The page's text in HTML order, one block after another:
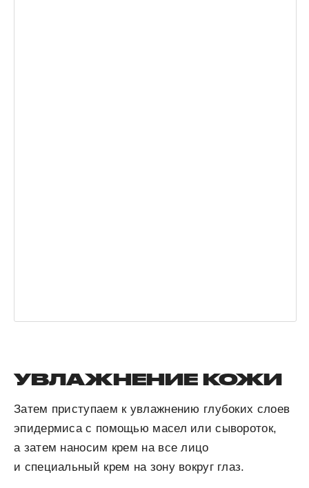
УВЛАЖНЕНИЕ КОЖИ
Затем приступаем к увлажнению глубоких слоев
эпидермиса с помощью масел или сывороток,
а затем наносим крем на все лицо
и специальный крем на зону вокруг глаз.